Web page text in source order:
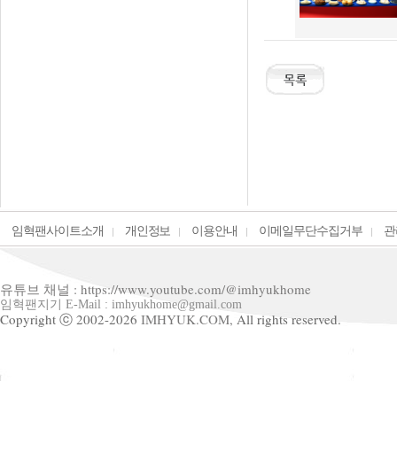
임혁팬사이트소개 개인정보 이용안내 이메일무단수집거부
유튜브 채널 : https://www.youtube.com/@imhyukhome
임혁팬지기 E-Mail : imhyukhome@gmail.com
Copyright ⓒ 2002-2026 IMHYUK.COM, All rights reserved.